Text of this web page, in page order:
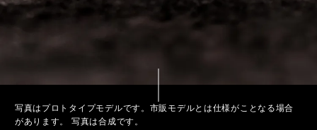
写真はプロトタイプモデルです。市販モデルとは仕様がことなる場合
があります。 写真は合成です。